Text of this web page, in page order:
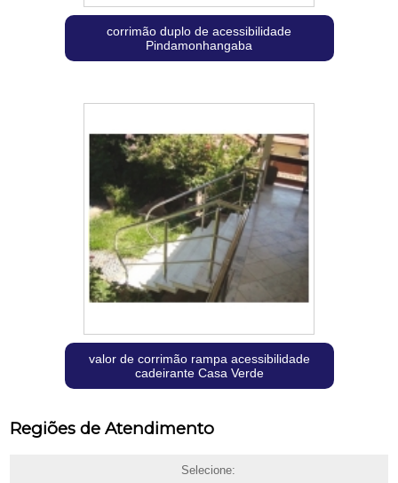
corrimão duplo de acessibilidade
Pindamonhangaba
valor de corrimão rampa acessibilidade
cadeirante Casa Verde
Regiões de Atendimento
Selecione: